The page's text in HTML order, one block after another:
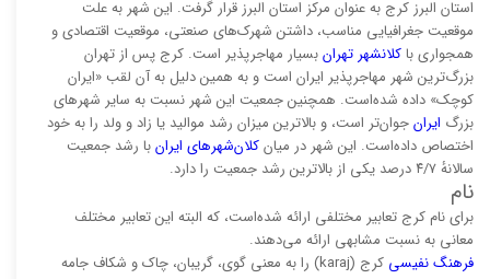
استان البرز کرج به عنوان مرکز استان البرز قرار گرفت. این شهر به علت
موقعیت جغرافیایی مناسب، داشتن شهرک‌های صنعتی، موقعیت اقتصادی و
همجواری باکلانشهر تهرانبسیار مهاجرپذیر است. کرج پس از تهران
بزرگ‌ترین شهر مهاجرپذیر ایران است و به همین دلیل به آن لقب «ایران
کوچک» داده شده‌است. همچنین جمعیت این شهر نسبت به سایر شهرهای
بزرگ ایرانجوان‌تر است، و بالاترین میزان رشد موالید یا زاد و ولد را به خود
اختصاص داده‌است. این شهر در میانکلان‌شهرهای ایرانبا رشد جمعیت
سالانهٔ ۴/۷ درصد یکی از بالاترین رشد جمعیت را دارد.
نام
برای نام کرج تعابیر مختلفی ارائه شده‌است، که البته این تعابیر مختلف
معانی به نسبت مشابهی ارائه می‌دهند.
فرهنگ نفیسی
کرج (karaj) را به معنی گوی، گریبان، چاک و شکاف جامه